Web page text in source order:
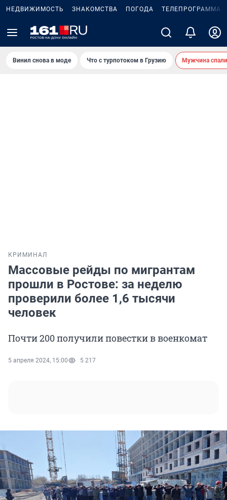
НЕДВИЖИМОСТЬ ЗНАКОМСТВА ПОГОДА ТЕЛЕПРОГРАММА
Винил снова в моде Что с турпотоком в Грузию Мужчина
КРИМИНАЛ
Массовые рейды по мигрантам
прошли в Ростове: за неделю
проверили более 1,6 тысячи
человек
Почти 200 получили повестки в военкомат
5 апреля 2024, 15:00 5 217